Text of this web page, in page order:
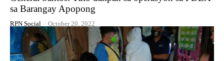
sa Barangay Apopong
RPN Social - October 20, 2022